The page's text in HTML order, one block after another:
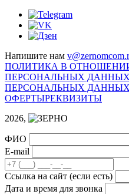
Напишите нам
ПОЛИТИКА В
ПЕРСОНАЛЬНЫХ ДАННЫХ
ПЕРСОНАЛЬНЫХ ДАННЫХ
ОФЕРТЫРЕКВИЗИТЫ
2026,
ФИО
E-mail
Cсылка на сайт (если есть)
Дата и время для звонка